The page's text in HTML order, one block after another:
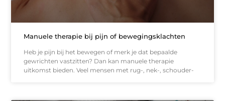
Manuele therapie bij pijn of bewegingsklachten
Heb je pijn bij het bewegen of merk je dat bepaalde
gewrichten vastzitten? Dan kan manuele therapie
uitkomst bieden. Veel mensen met rug-, nek-, schouder-